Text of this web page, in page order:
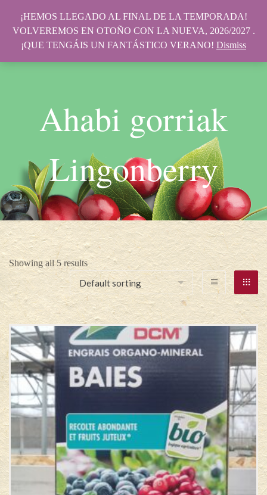
Ahabi gorriak
Lingonberry
Showing all 5 results
¡HEMOS LLEGADO AL FINAL DE LA TEMPORADA!
VOLVEREMOS EN OTOÑO CON LA NUEVA, 2026/2027 .
¡QUE TENGÁIS UN FANTÁSTICO VERANO! Dismiss